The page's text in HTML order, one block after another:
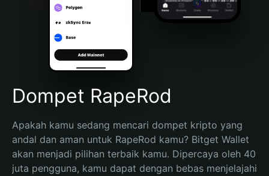
Português (Brasil)
Español (Argentina)
Dompet RapeRod
Apakah kamu sedang mencari dompet kripto yang
andal dan aman untuk RapeRod kamu? Bitget Wallet
akan menjadi pilihan terbaik kamu. Dipercaya oleh 40
juta pengguna, kamu dapat dengan bebas menjelajahi